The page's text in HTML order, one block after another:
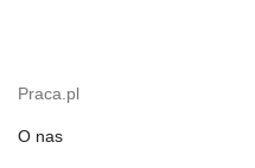
Praca.pl
O nas